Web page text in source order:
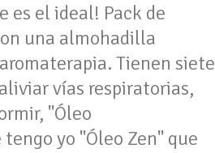
es el ideal! Pack de
una almohadilla
Tienen siete
vías respiratorias,
"Óleo
yo "Óleo Zen" que